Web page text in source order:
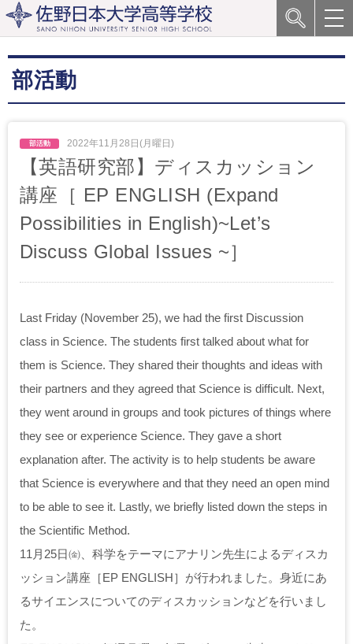
部活動
2022年11月28日(月曜日)
【英語研究部】ディスカッション
講座［ EP ENGLISH (Expand
Possibilities in English)~Let’s
Discuss Global Issues ~］
Last Friday (November 25), we had the first Discussion
class in Science. The students first talked about what for
them is Science. They shared their thoughts and ideas with
their partners and they agreed that Science is difficult. Next,
they went around in groups and took pictures of things where
they see or experience Science. They gave a short
explanation after. The activity is to help students be aware
that Science is everywhere and that they need an open mind
to be able to see it. Lastly, we briefly listed down the steps in
the Scientific Method.
11月25日㈮、科学をテーマにアナリン先生によるディスカ
ッション講座［EP ENGLISH］が行われました。身近にあ
るサイエンスについてのディスカッションなどを行いまし
た。